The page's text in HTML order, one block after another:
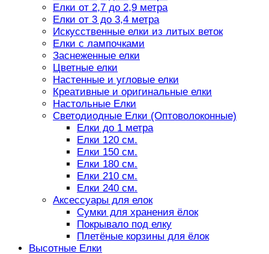
Елки от 2,7 до 2,9 метра
Елки от 3 до 3,4 метра
Искусственные елки из литых веток
Елки с лампочками
Заснеженные елки
Цветные елки
Настенные и угловые елки
Креативные и оригинальные елки
Настольные Елки
Светодиодные Елки (Оптоволоконные)
Елки до 1 метра
Елки 120 см.
Елки 150 см.
Елки 180 см.
Елки 210 см.
Елки 240 см.
Аксессуары для елок
Сумки для хранения ёлок
Покрывало под елку
Плетёные корзины для ёлок
Высотные Елки